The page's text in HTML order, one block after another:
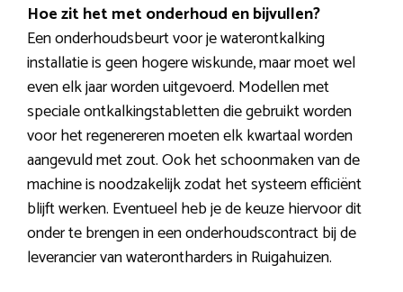
Hoe zit het met onderhoud en bijvullen?
Een onderhoudsbeurt voor je waterontkalking
installatie is geen hogere wiskunde, maar moet wel
even elk jaar worden uitgevoerd. Modellen met
speciale ontkalkingstabletten die gebruikt worden
voor het regenereren moeten elk kwartaal worden
aangevuld met zout. Ook het schoonmaken van de
machine is noodzakelijk zodat het systeem efficiënt
blijft werken. Eventueel heb je de keuze hiervoor dit
onder te brengen in een onderhoudscontract bij de
leverancier van waterontharders in Ruigahuizen.